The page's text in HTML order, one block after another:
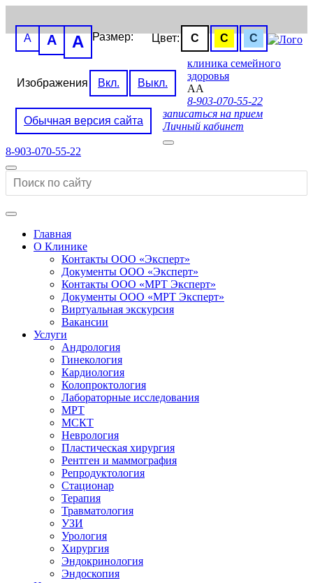
Размер:
A A A Цвет: C C C
Изображения Вкл. Выкл.
Обычная версия сайта
клиника семейного
здоровья
AA
8-903-070-55-22
записаться на прием
Личный кабинет
8-903-070-55-22
Главная
О Клинике
Контакты ООО «Эксперт»
Документы ООО «Эксперт»
Контакты ООО «МРТ Эксперт»
Документы ООО «МРТ Эксперт»
Виртуальная экскурсия
Вакансии
Услуги
Андрология
Гинекология
Кардиология
Колопроктология
Лабораторные исследования
МРТ
МСКТ
Неврология
Пластическая хирургия
Рентген и маммография
Репродуктология
Стационар
Терапия
Травматология
УЗИ
Урология
Хирургия
Эндокринология
Эндоскопия